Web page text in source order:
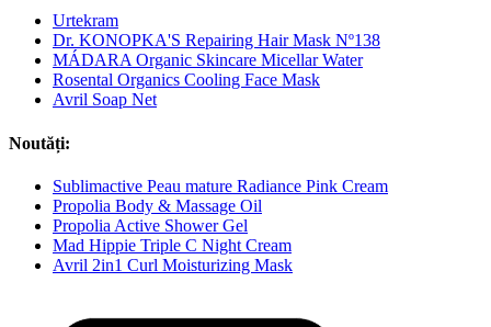
Urtekram
Dr. KONOPKA'S Repairing Hair Mask Nº138
MÁDARA Organic Skincare Micellar Water
Rosental Organics Cooling Face Mask
Avril Soap Net
Noutăți:
Sublimactive Peau mature Radiance Pink Cream
Propolia Body & Massage Oil
Propolia Active Shower Gel
Mad Hippie Triple C Night Cream
Avril 2in1 Curl Moisturizing Mask